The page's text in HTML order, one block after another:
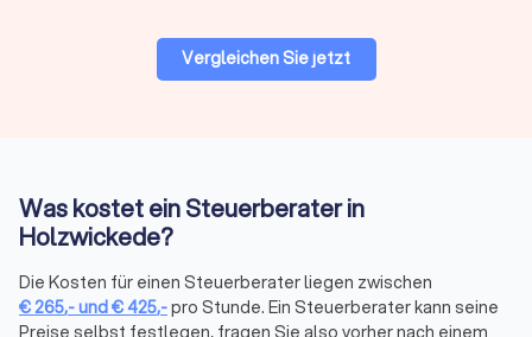
Woran Sie einen guten Steuerberater
sich durch mehrere Merkmale aus:
Qualifikation und Spezialisierung:Die Bestellung durch die
Steuerberaterkammer ist die Grundvoraussetzung. Darüber
hinaus verfügen manche Berater über Zusatzqualifikationen
als Fachberater, etwa für Internationales Steuerrecht,
Unternehmensnachfolge oder spezifische Branchen. Prüfen
Vergleichen Sie jetzt
Was kostet ein Steuerberater in
Holzwickede?
Die Kosten für einen Steuerberater liegen zwischen
€265,-und€425,-pro Stunde. Ein Steuerberater kann seine